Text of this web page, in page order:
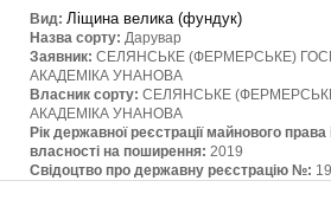
Вид: Ліщина велика (фундук)
Назва сорту: Дарувар
Заявник: СЕЛЯНСЬКЕ (ФЕРМЕРСЬКЕ)
АКАДЕМІКА УНАНОВА
Власник сорту: СЕЛЯНСЬКЕ
АКАДЕМІКА УНАНОВА
Рік державної реєстрації майнового права
власності на поширення: 2019
Свідоцтво про державну реєстрацію №: